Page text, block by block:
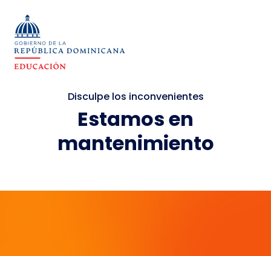
Disculpe los inconvenientes
Estamos en
mantenimiento